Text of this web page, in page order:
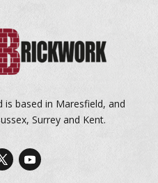
based in Maresfield, and
Surrey and Kent.